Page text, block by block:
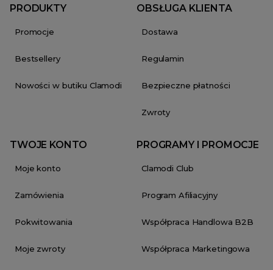
PRODUKTY
Promocje
Bestsellery
Nowości w butiku Clamodi
OBSŁUGA KLIENTA
Dostawa
Regulamin
Bezpieczne płatności
Zwroty
TWOJE KONTO
Moje konto
Zamówienia
Pokwitowania
Moje zwroty
PROGRAMY I PROMOCJE
Clamodi Club
Program Afiliacyjny
Współpraca Handlowa B2B
Współpraca Marketingowa